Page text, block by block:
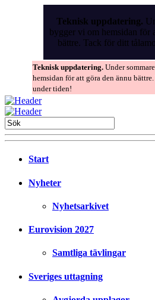
Teknisk uppdatering.
bygger vi om hemsidan för
bättre. Tack för ditt
Teknisk uppdatering. Under
hemsidan för att göra den ännu
under tiden!
Start
Nyheter
Nyhetsarkivet
Eurovision 2027
Samtliga tävlingar
Sveriges uttagning